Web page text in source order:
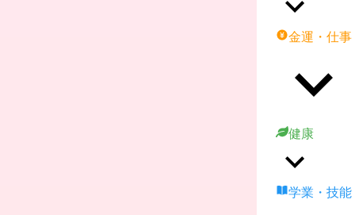
金運・仕事
健康
学業・技能